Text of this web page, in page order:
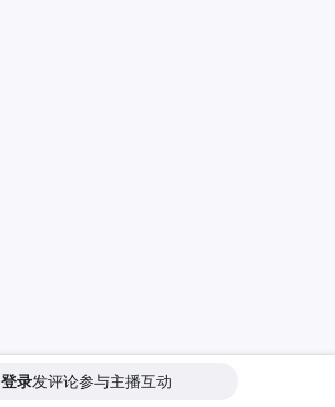
登录发评论参与主播互动